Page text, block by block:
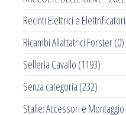
Recinti Elettrici e Elettrificatori
Ricambi Allattatrici Forster(0)
Selleria Cavallo (1193)
Senza categoria (232)
Stalle: Accessori e Montaggio